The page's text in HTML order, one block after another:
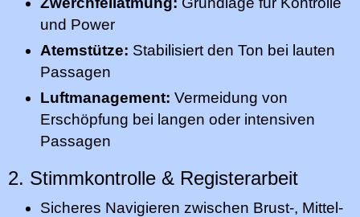
und Power
Atemstütze: Stabilisiert den Ton bei lauten
Passagen
Luftmanagement: Vermeidung von
Erschöpfung bei langen oder intensiven
Passagen
2. Stimmkontrolle & Registerarbeit
Sicheres Navigieren zwischen Brust-, Mittel-